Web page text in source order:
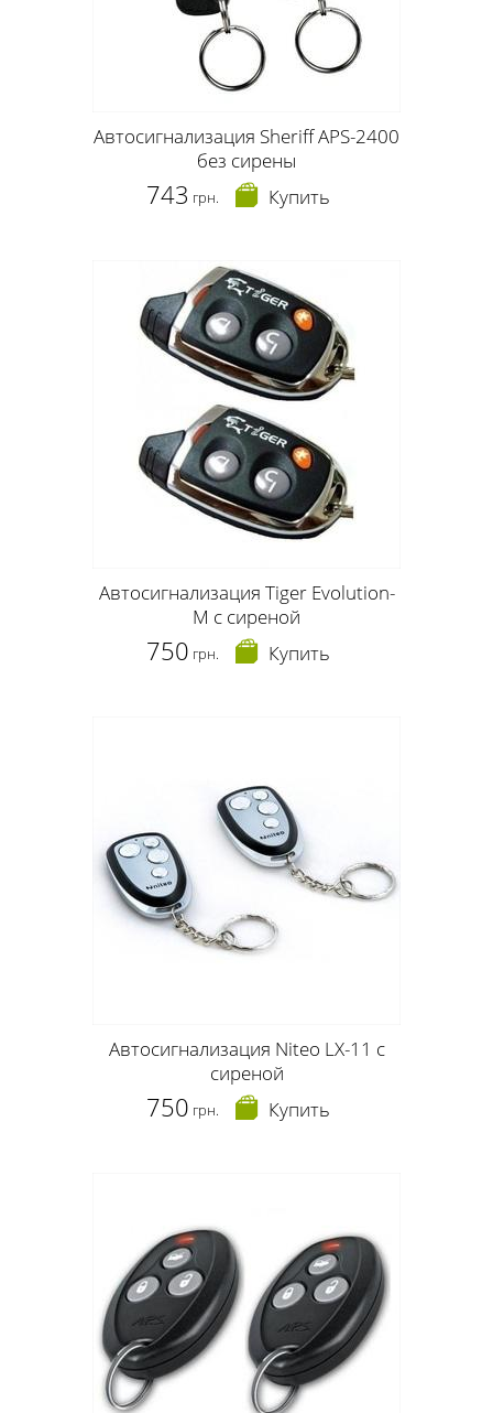
Автосигнализация Sheriff APS-2400
без сирены
743 грн. Купить
Автосигнализация Tiger Evolution-
M с сиреной
750 грн. Купить
Автосигнализация Niteo LX-11 с
сиреной
750 грн. Купить